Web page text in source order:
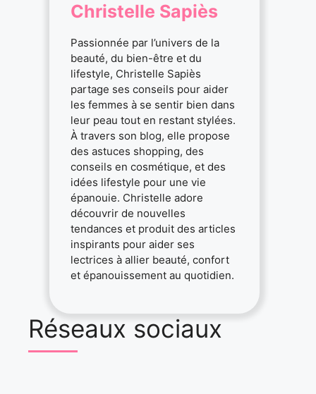
Christelle Sapiès
Passionnée par l’univers de la
beauté, du bien-être et du
lifestyle, Christelle Sapiès
partage ses conseils pour aider
les femmes à se sentir bien dans
leur peau tout en restant stylées.
À travers son blog, elle propose
des astuces shopping, des
conseils en cosmétique, et des
idées lifestyle pour une vie
épanouie. Christelle adore
découvrir de nouvelles
tendances et produit des articles
inspirants pour aider ses
lectrices à allier beauté, confort
et épanouissement au quotidien.
Réseaux sociaux